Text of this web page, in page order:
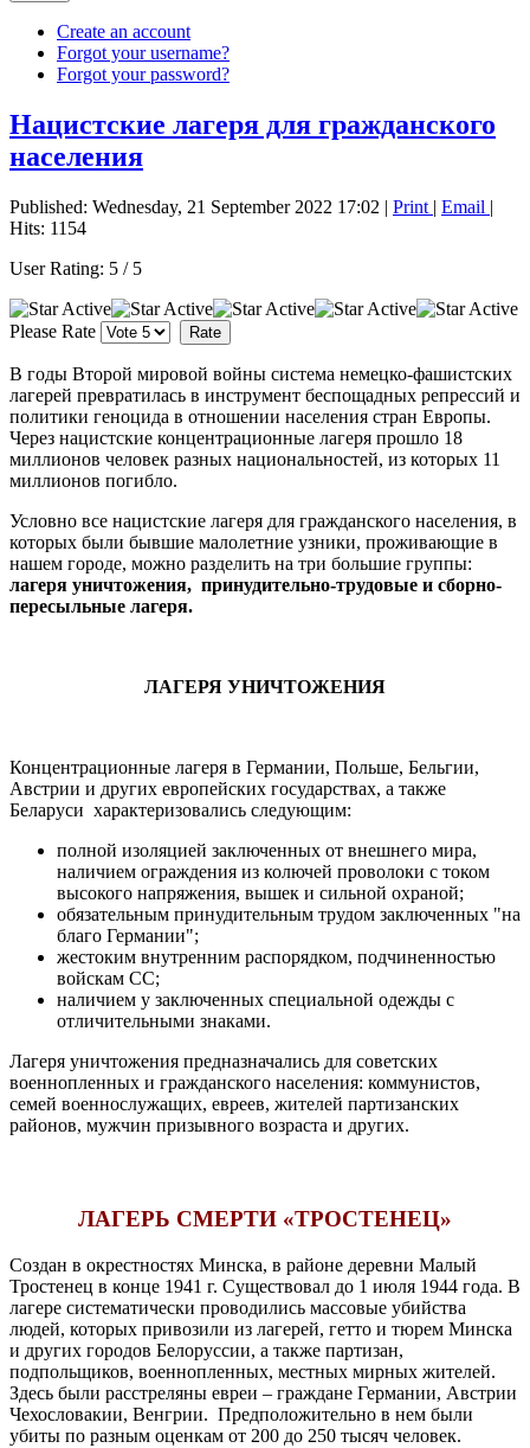
Create an account
Forgot your username?
Forgot your password?
Нацистские лагеря для гражданского
населения
Published: Wednesday, 21 September 2022 17:02 | Print | Email |
Hits: 1154
User Rating: 5 / 5
Please Rate
В годы Второй мировой войны система немецко-фашистских
лагерей превратилась в инструмент беспощадных репрессий и
политики геноцида в отношении населения стран Европы.
Через нацистские концентрационные лагеря прошло 18
миллионов человек разных национальностей, из которых 11
миллионов погибло.
Условно все нацистские лагеря для гражданского населения, в
которых были бывшие малолетние узники, проживающие в
нашем городе, можно разделить на три большие группы:
лагеря уничтожения, принудительно-трудовые и сборно-
пересыльные лагеря.
ЛАГЕРЯ УНИЧТОЖЕНИЯ
Концентрационные лагеря в Германии, Польше, Бельгии,
Австрии и других европейских государствах, а также
Беларуси характеризовались следующим:
полной изоляцией заключенных от внешнего мира,
наличием ограждения из колючей проволоки с током
высокого напряжения, вышек и сильной охраной;
обязательным принудительным трудом заключенных "на
благо Германии";
жестоким внутренним распорядком, подчиненностью
войскам СС;
наличием у заключенных специальной одежды с
отличительными знаками.
Лагеря уничтожения предназначались для советских
военнопленных и гражданского населения: коммунистов,
семей военнослужащих, евреев, жителей партизанских
районов, мужчин призывного возраста и других.
ЛАГЕРЬ СМЕРТИ «ТРОСТЕНЕЦ»
Создан в окрестностях Минска, в районе деревни Малый
Тростенец в конце 1941 г. Существовал до 1 июля 1944 года. В
лагере систематически проводились массовые убийства
людей, которых привозили из лагерей, гетто и тюрем Минска
и других городов Белоруссии, а также партизан,
подпольщиков, военнопленных, местных мирных жителей.
Здесь были расстреляны евреи – граждане Германии, Австрии
Чехословакии, Венгрии. Предположительно в нем были
убиты по разным оценкам от 200 до 250 тысяч человек.